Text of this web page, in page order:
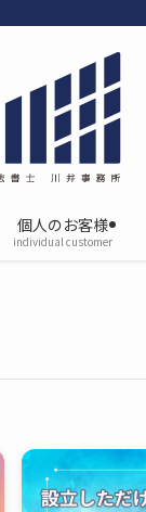
個人のお客様
individual customer